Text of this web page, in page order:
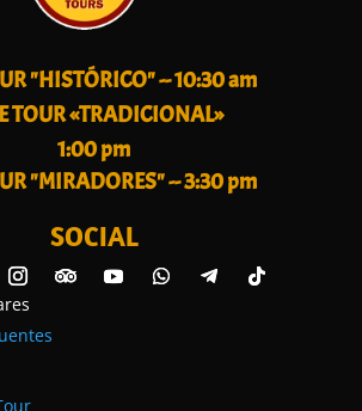
"HISTÓRICO" -- 10:30 am
TOUR «TRADICIONAL»
1:00 pm
"MIRADORES" -- 3:30 pm
SOCIAL